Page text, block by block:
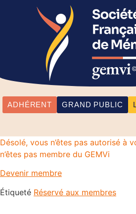
ADHÉRENT GRAND PUBLIC
Désolé, vous n’êtes pas autorisé à
n’êtes pas membre du GEMVi
Devenir membre
Étiqueté Réservé aux membres